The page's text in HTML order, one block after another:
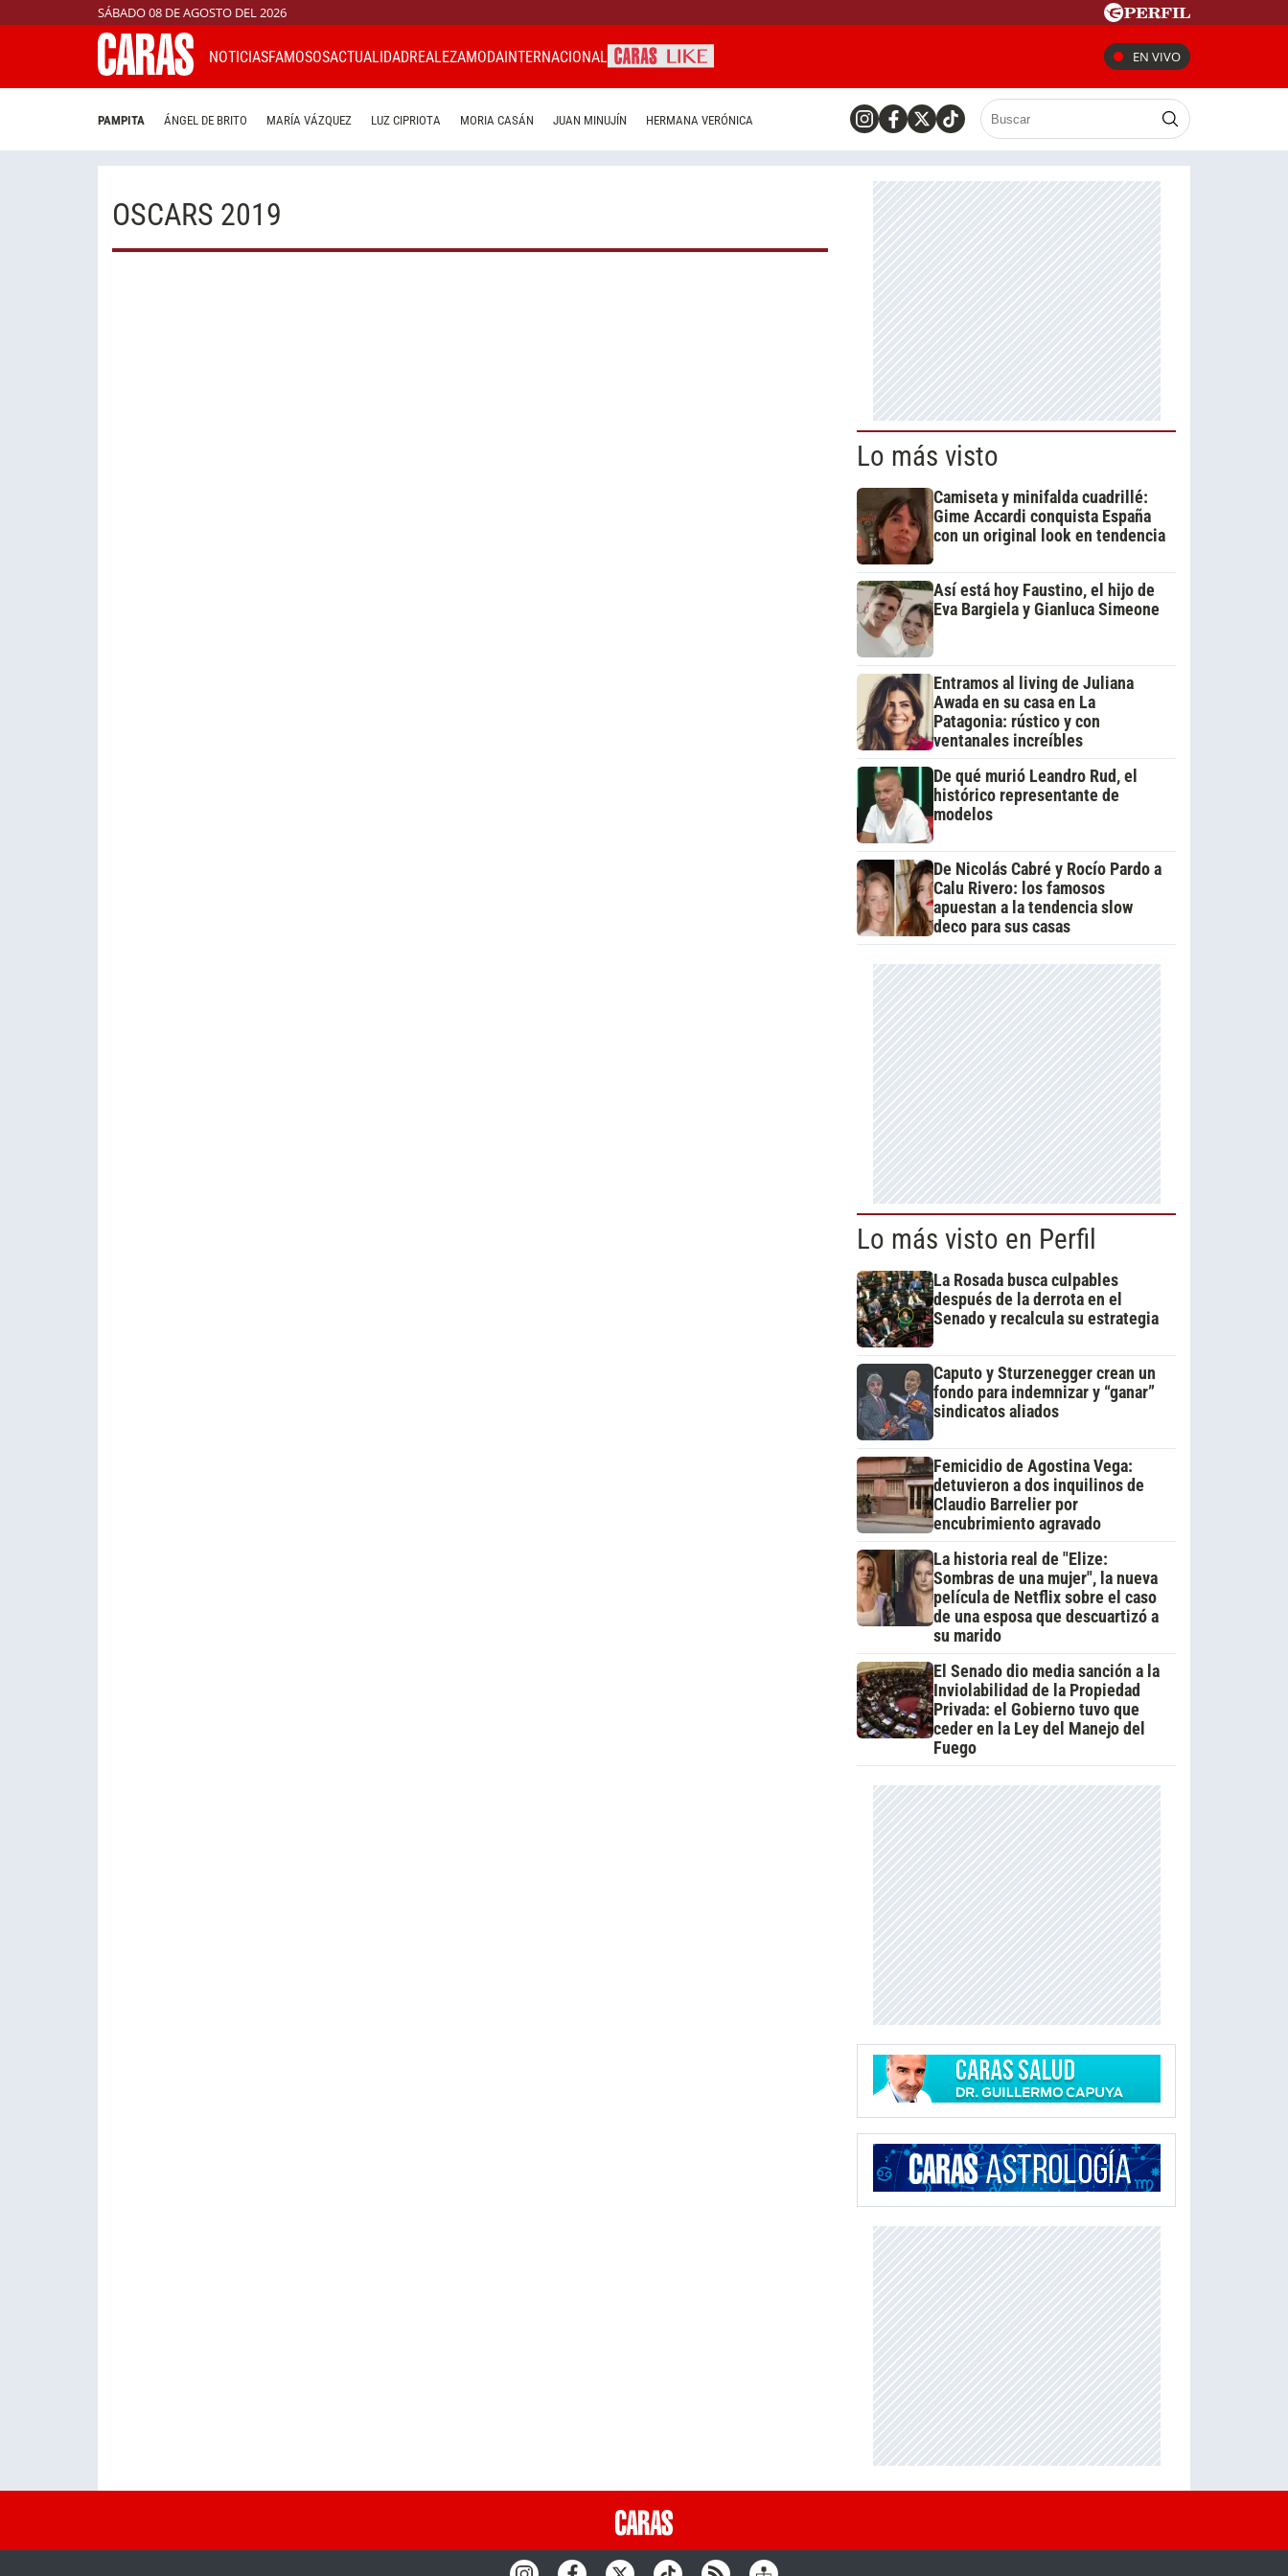
SÁBADO 08 DE AGOSTO DEL 2026
NOTICIASFAMOSOSACTUALIDADREALEZAMODAINTERNACIONAL EN VIVO
PAMPITA ÁNGEL DE BRITO MARÍA VÁZQUEZ LUZ CIPRIOTA MORIA CASÁN JUAN MINUJÍN HERMANA VERÓNICA
OSCARS 2019
Lo más visto
Camiseta y minifalda cuadrillé:
Gime Accardi conquista España
con un original look en tendencia
Así está hoy Faustino, el hijo de
Eva Bargiela y Gianluca Simeone
Entramos al living de Juliana
Awada en su casa en La
Patagonia: rústico y con
ventanales increíbles
De qué murió Leandro Rud, el
histórico representante de
modelos
De Nicolás Cabré y Rocío Pardo a
Calu Rivero: los famosos
apuestan a la tendencia slow
deco para sus casas
Lo más visto en Perfil
La Rosada busca culpables
después de la derrota en el
Senado y recalcula su estrategia
Caputo y Sturzenegger crean un
fondo para indemnizar y “ganar”
sindicatos aliados
Femicidio de Agostina Vega:
detuvieron a dos inquilinos de
Claudio Barrelier por
encubrimiento agravado
La historia real de "Elize:
Sombras de una mujer", la nueva
película de Netflix sobre el caso
de una esposa que descuartizó a
su marido
El Senado dio media sanción a la
Inviolabilidad de la Propiedad
Privada: el Gobierno tuvo que
ceder en la Ley del Manejo del
Fuego